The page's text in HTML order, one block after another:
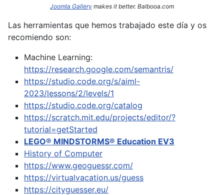
Joomla Gallery makes it better. Balbooa.com
Las herramientas que hemos trabajado este día y os
recomiendo son:
Machine Learning:
https://research.google.com/semantris/
https://studio.code.org/s/aiml-
2023/lessons/2/levels/1
https://studio.code.org/catalog
https://scratch.mit.edu/projects/editor/?
tutorial=getStarted
LEGO® MINDSTORMS® Education EV3
History of Computer
https://www.geoguessr.com/
https://virtualvacation.us/guess
https://cityguesser.eu/